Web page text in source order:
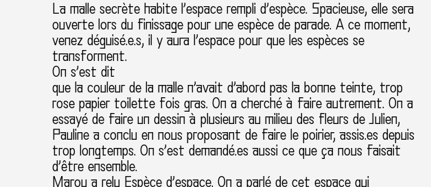
La malle secrète habite l’espace rempli d’espèce. Spacieuse, elle sera
ouverte lors du finissage pour une espèce de parade. A ce moment,
venez déguisé.e.s, il y aura l’espace pour que les espèces se
transforment.
On s’est dit
que la couleur de la malle n’avait d’abord pas la bonne teinte, trop
rose papier toilette fois gras. On a cherché à faire autrement. On a
essayé de faire un dessin à plusieurs au milieu des fleurs de Julien,
Pauline a conclu en nous proposant de faire le poirier, assis.es depuis
trop longtemps. On s’est demandé.es aussi ce que ça nous faisait
d’être ensemble.
Marou a relu Espèce d’espace. On a parlé de cet espace qui